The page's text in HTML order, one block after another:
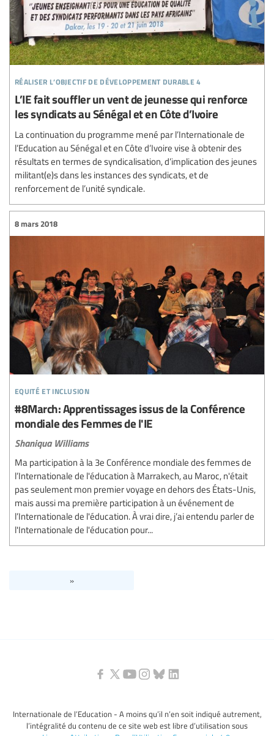
réaliser l’objectif de développement durable 4
L’IE fait souffler un vent de jeunesse qui renforce
les syndicats au Sénégal et en Côte d’Ivoire
La continuation du programme mené par l’Internationale de
l’Education au Sénégal et en Côte d’Ivoire vise à obtenir des
résultats en termes de syndicalisation, d’implication des jeunes
militant(e)s dans les instances des syndicats, et de
renforcement de l’unité syndicale.
equité et inclusion
8 mars 2018
#8March: Apprentissages issus de la Conférence
mondiale des Femmes de l'IE
Shaniqua Williams
Ma participation à la 3e Conférence mondiale des femmes de
l’Internationale de l'éducation à Marrakech, au Maroc, n'était
pas seulement mon premier voyage en dehors des États-Unis,
mais aussi ma première participation à un événement de
l’Internationale de l'éducation. À vrai dire, j’ai entendu parler de
l'Internationale de l'éducation pour...
»
Internationale de l’Education - A moins qu’il n’en soit indiqué autrement,
l’intégralité du contenu de ce site web est libre d’utilisation sous